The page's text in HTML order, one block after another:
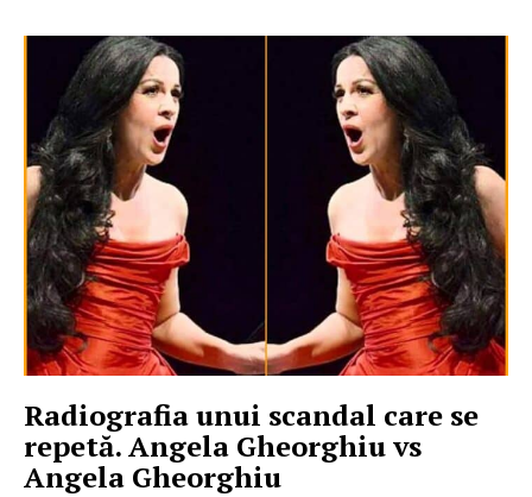
Radiografia unui scandal care se
repetă. Angela Gheorghiu vs
Angela Gheorghiu